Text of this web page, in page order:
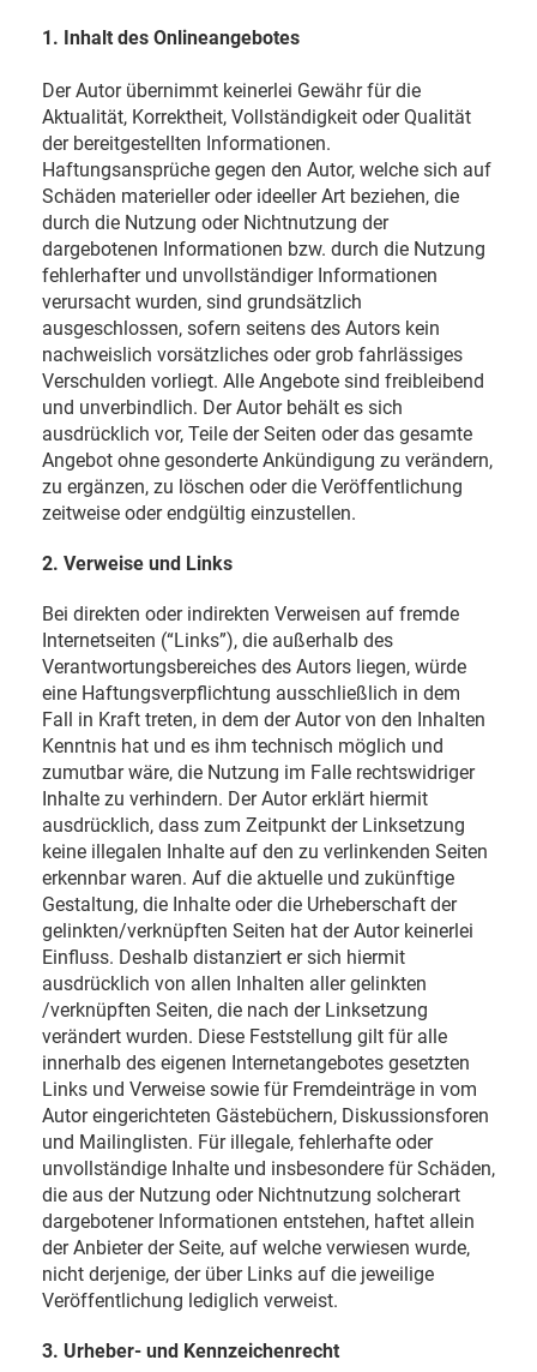
1. Inhalt des Onlineangebotes
Der Autor übernimmt keinerlei Gewähr für die
Aktualität, Korrektheit, Vollständigkeit oder Qualität
der bereitgestellten Informationen.
Haftungsansprüche gegen den Autor, welche sich auf
Schäden materieller oder ideeller Art beziehen, die
durch die Nutzung oder Nichtnutzung der
dargebotenen Informationen bzw. durch die Nutzung
fehlerhafter und unvollständiger Informationen
verursacht wurden, sind grundsätzlich
ausgeschlossen, sofern seitens des Autors kein
nachweislich vorsätzliches oder grob fahrlässiges
Verschulden vorliegt. Alle Angebote sind freibleibend
und unverbindlich. Der Autor behält es sich
ausdrücklich vor, Teile der Seiten oder das gesamte
Angebot ohne gesonderte Ankündigung zu verändern,
zu ergänzen, zu löschen oder die Veröffentlichung
zeitweise oder endgültig einzustellen.
2. Verweise und Links
Bei direkten oder indirekten Verweisen auf fremde
Internetseiten (“Links”), die außerhalb des
Verantwortungsbereiches des Autors liegen, würde
eine Haftungsverpflichtung ausschließlich in dem
Fall in Kraft treten, in dem der Autor von den Inhalten
Kenntnis hat und es ihm technisch möglich und
zumutbar wäre, die Nutzung im Falle rechtswidriger
Inhalte zu verhindern. Der Autor erklärt hiermit
ausdrücklich, dass zum Zeitpunkt der Linksetzung
keine illegalen Inhalte auf den zu verlinkenden Seiten
erkennbar waren. Auf die aktuelle und zukünftige
Gestaltung, die Inhalte oder die Urheberschaft der
gelinkten/verknüpften Seiten hat der Autor keinerlei
Einfluss. Deshalb distanziert er sich hiermit
ausdrücklich von allen Inhalten aller gelinkten
/verknüpften Seiten, die nach der Linksetzung
verändert wurden. Diese Feststellung gilt für alle
innerhalb des eigenen Internetangebotes gesetzten
Links und Verweise sowie für Fremdeinträge in vom
Autor eingerichteten Gästebüchern, Diskussionsforen
und Mailinglisten. Für illegale, fehlerhafte oder
unvollständige Inhalte und insbesondere für Schäden,
die aus der Nutzung oder Nichtnutzung solcherart
dargebotener Informationen entstehen, haftet allein
der Anbieter der Seite, auf welche verwiesen wurde,
nicht derjenige, der über Links auf die jeweilige
Veröffentlichung lediglich verweist.
3. Urheber- und Kennzeichenrecht